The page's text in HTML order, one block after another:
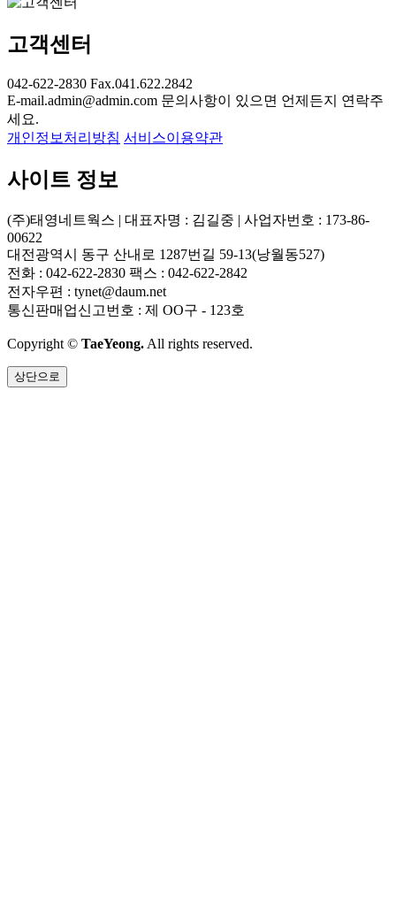
고객센터
042-622-2830 Fax.041.622.2842
E-mail.admin@admin.com 문의사항이 있으면 언제든지 연락주
세요.
개인정보처리방침 서비스이용약관
사이트 정보
(주)태영네트웍스 | 대표자명 : 김길중 | 사업자번호 : 173-86-
00622
대전광역시 동구 산내로 1287번길 59-13(낭월동527)
전화 : 042-622-2830 팩스 : 042-622-2842
전자우편 : tynet@daum.net
통신판매업신고번호 : 제 OO구 - 123호
Copyright © TaeYeong. All rights reserved.
상단으로